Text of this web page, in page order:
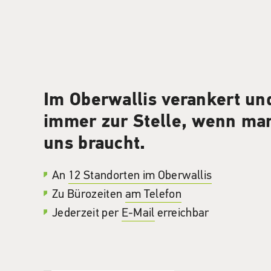
Im Oberwallis verankert
immer zur Stelle, wenn
uns braucht.
An 12 Standorten im Oberwallis
Zu Bürozeiten am Telefon
Jederzeit per E-Mail erreichbar